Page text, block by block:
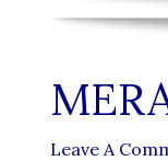
Leave A